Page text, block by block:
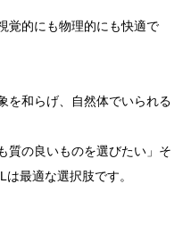
覚的にも物理的にも快適で
を和らげ、自然体でいられる
質の良いものを選びたい」そ
最適な選択肢です。